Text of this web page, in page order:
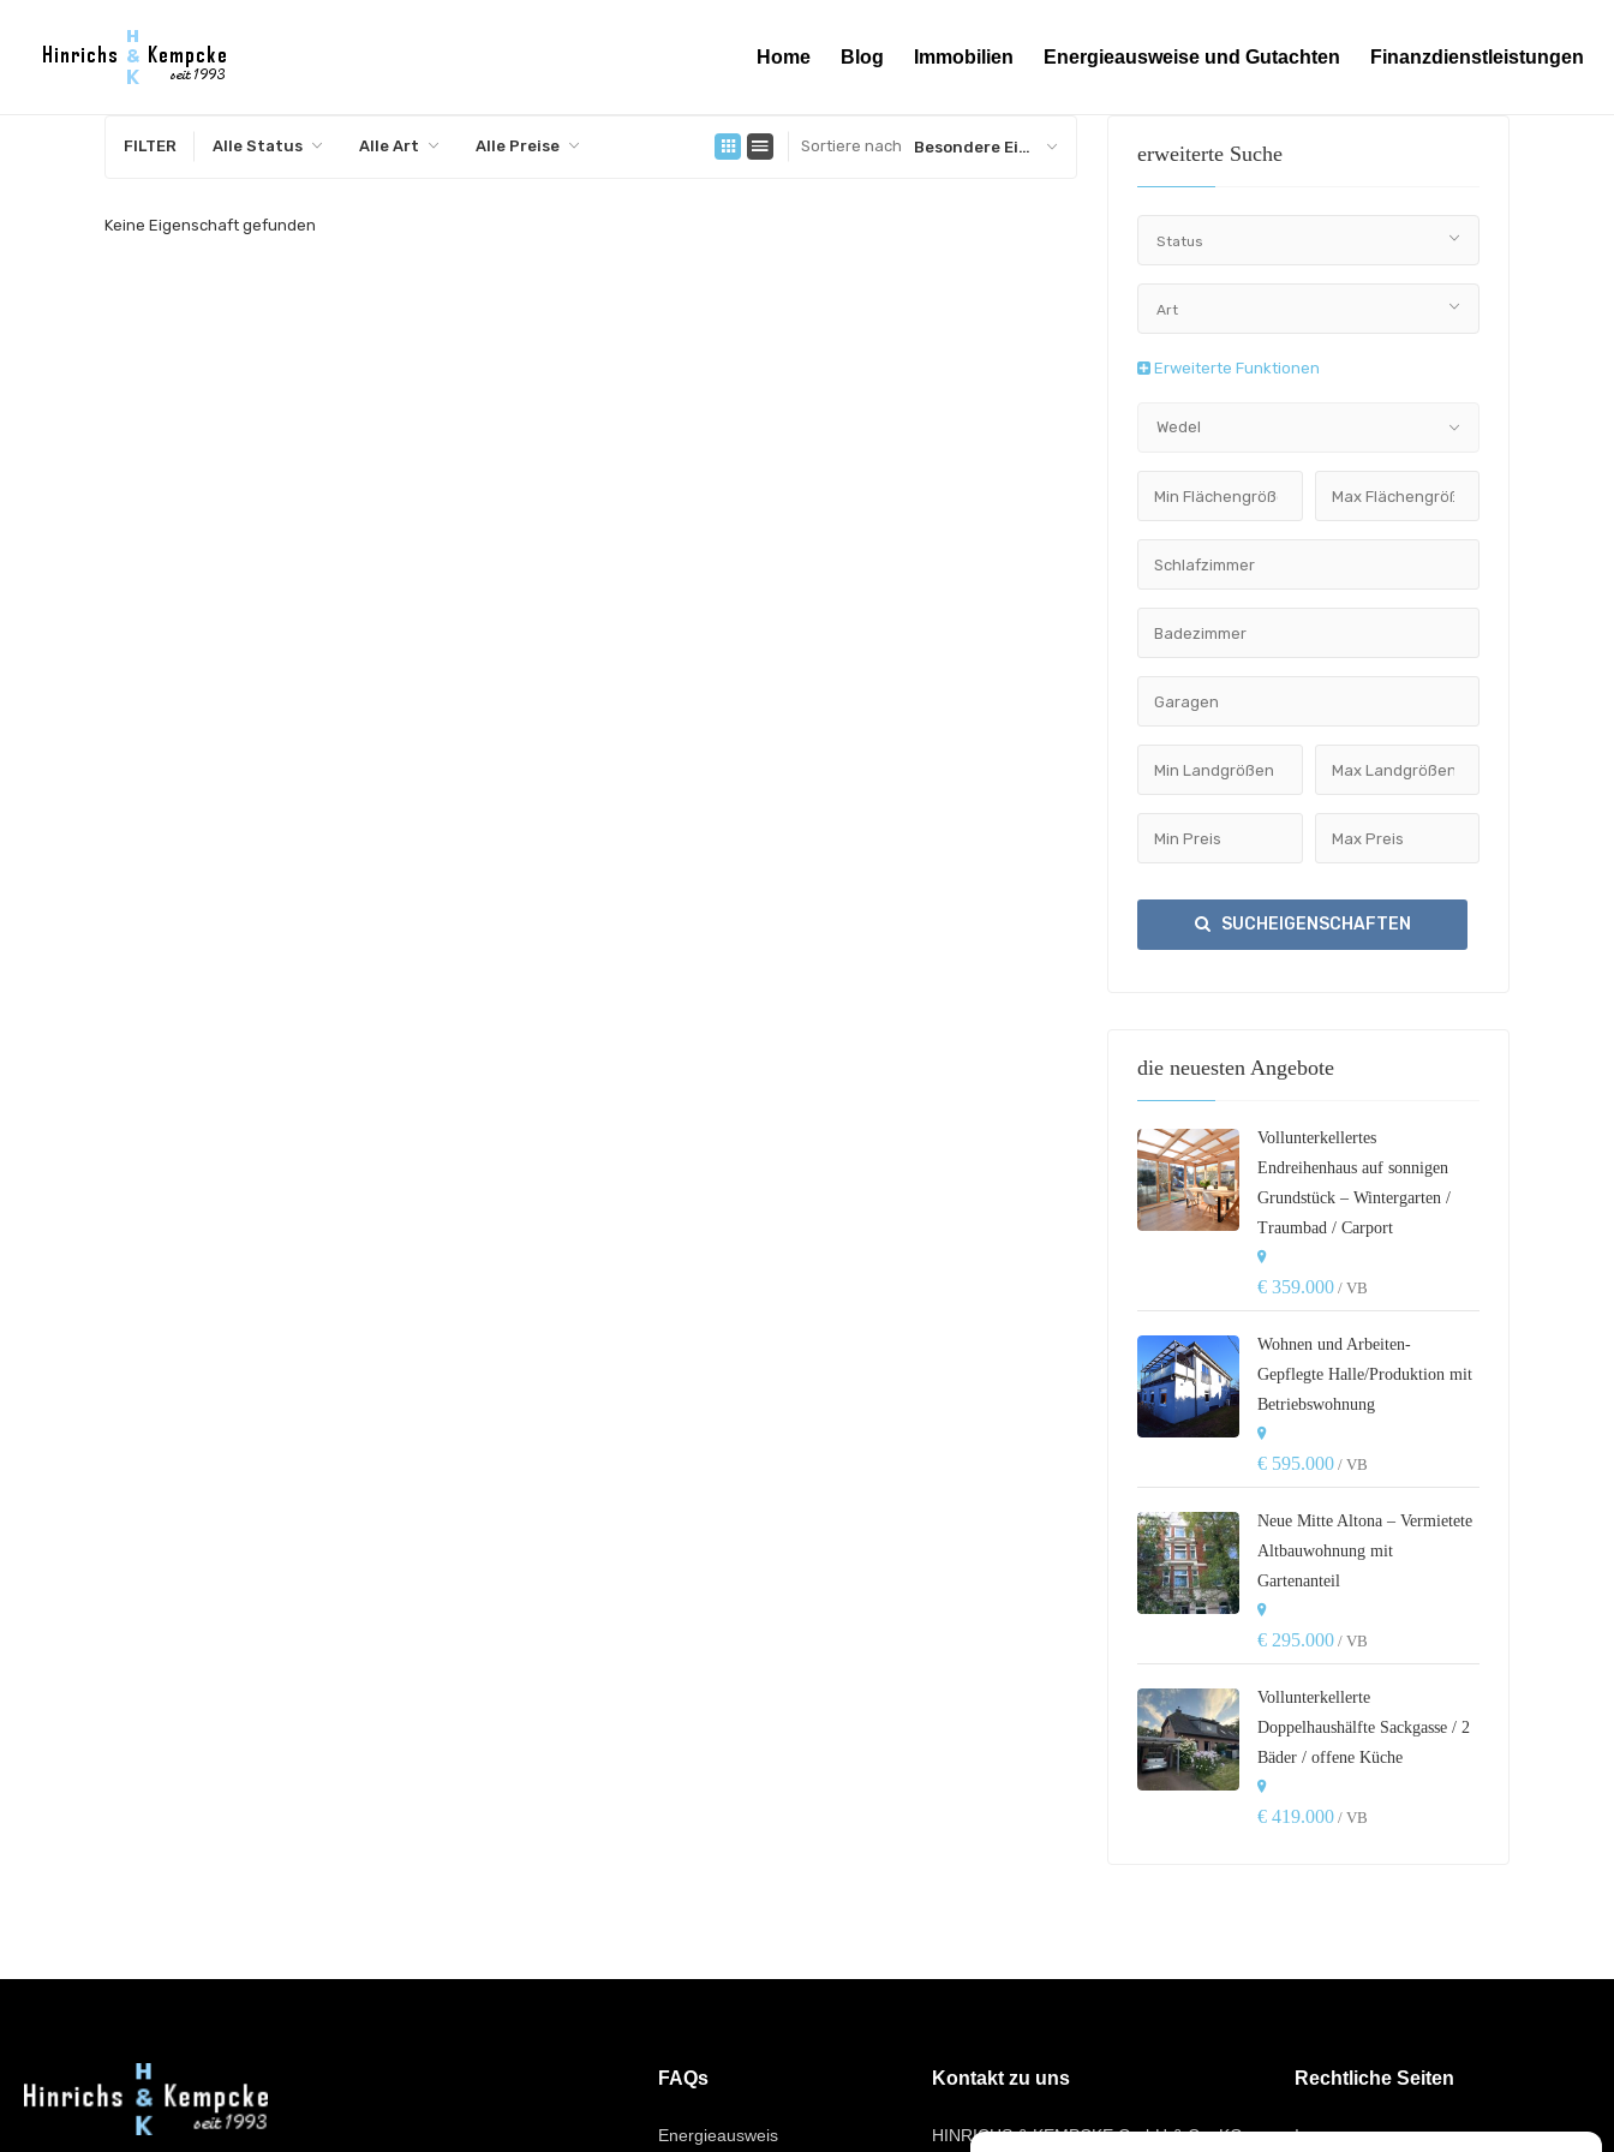
Home Blog Immobilien Energieausweise und Gutachten Finanzdienstleistungen
FILTER Alle Status Alle Art Alle Preise Sortiere nach Besondere Eigenschaft
Keine Eigenschaft gefunden
erweiterte Suche
Status
Art
Erweiterte Funktionen
Wedel
SUCHEIGENSCHAFTEN
die neuesten Angebote
Vollunterkellertes
Endreihenhaus auf sonnigen
Grundstück – Wintergarten /
Traumbad / Carport
€ 359.000 / VB
Wohnen und Arbeiten-
Gepflegte Halle/Produktion mit
Betriebswohnung
€ 595.000 / VB
Neue Mitte Altona – Vermietete
Altbauwohnung mit
Gartenanteil
€ 295.000 / VB
Vollunterkellerte
Doppelhaushälfte Sackgasse / 2
Bäder / offene Küche
€ 419.000 / VB
FAQs
Energieausweis
Kontakt zu uns
HINRICHS & KEMPCKE GmbH & Co. KG
Rechtliche Seiten
Impressum